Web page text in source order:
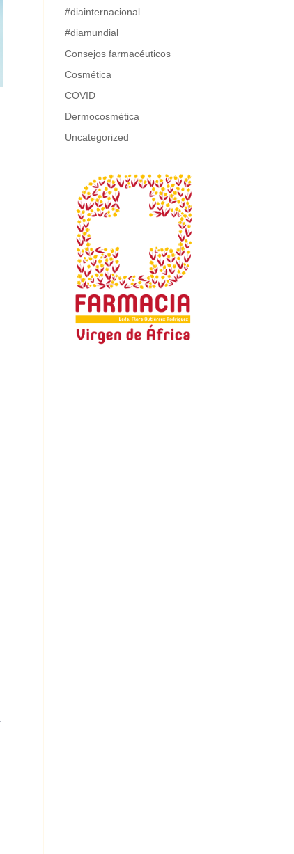
#diainternacional
#diamundial
Consejos farmacéuticos
Cosmética
COVID
Dermocosmética
Uncategorized